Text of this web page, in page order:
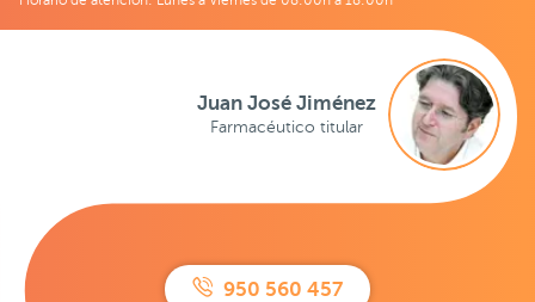
950 560 457
Juan José Jiménez
Farmacéutico titular